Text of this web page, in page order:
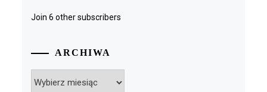
Join 6 other subscribers
ARCHIWA